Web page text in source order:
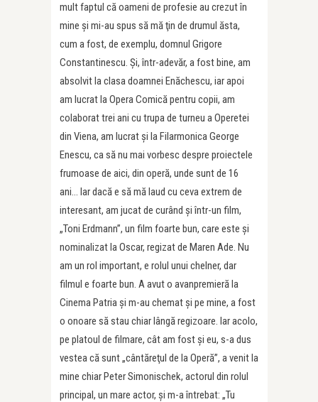
mult faptul că oameni de profesie au crezut în
mine şi mi-au spus să mă ţin de drumul ăsta,
cum a fost, de exemplu, domnul Grigore
Constantinescu. Și, într-adevăr, a fost bine, am
absolvit la clasa doamnei Enăchescu, iar apoi
am lucrat la Opera Comică pentru copii, am
colaborat trei ani cu trupa de turneu a Operetei
din Viena, am lucrat şi la Filarmonica George
Enescu, ca să nu mai vorbesc despre proiectele
frumoase de aici, din operă, unde sunt de 16
ani… Iar dacă e să mă laud cu ceva extrem de
interesant, am jucat de curând și într-un film,
„Toni Erdmann”, un film foarte bun, care este şi
nominalizat la Oscar, regizat de Maren Ade. Nu
am un rol important, e rolul unui chelner, dar
filmul e foarte bun. A avut o avanpremieră la
Cinema Patria și m-au chemat și pe mine, a fost
o onoare să stau chiar lângă regizoare. Iar acolo,
pe platoul de filmare, cât am fost și eu, s-a dus
vestea că sunt „cântăreţul de la Operă”, a venit la
mine chiar Peter Simonischek, actorul din rolul
principal, un mare actor, şi m-a întrebat: „Tu